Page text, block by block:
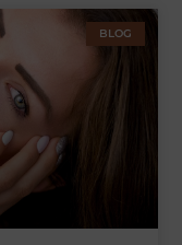
BLOG